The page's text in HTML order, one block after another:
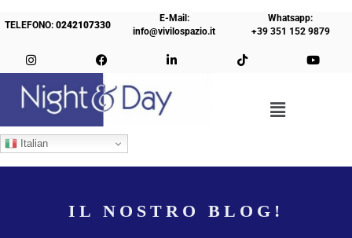
TELEFONO:0242107330
E-Mail:
info@vivilospazio.it
Whatsapp:
+39 351 152 9879
Italian
IL NOSTRO BLOG!